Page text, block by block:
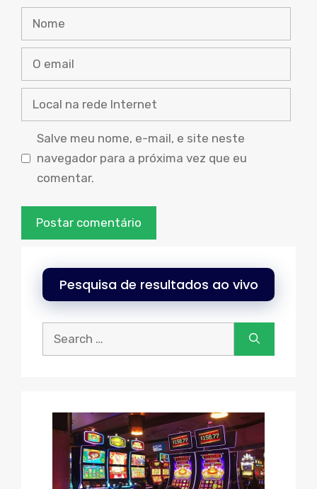
Nome
email
Local
na
rede
Internet
Salve meu nome, e-mail, e site neste
navegador para a próxima vez que eu
comentar.
Pesquisa de resultados ao vivo
Procurar: